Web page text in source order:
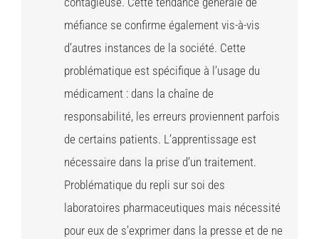
méfiance se confirme également vis-à-vis
d’autres instances de la société. Cette
problématique est spécifique à l’usage du
médicament : dans la chaîne de
responsabilité, les erreurs proviennent parfois
de certains patients. L’apprentissage est
nécessaire dans la prise d’un traitement.
Problématique du repli sur soi des
laboratoires pharmaceutiques mais nécessité
pour eux de s’exprimer dans la presse et de ne